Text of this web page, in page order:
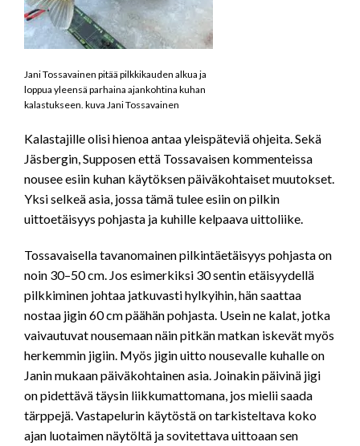
Jani Tossavainen pitää pilkkikauden alkua ja
loppua yleensä parhaina ajankohtina kuhan
kalastukseen. kuva Jani Tossavainen
Kalastajille olisi hienoa antaa yleispäteviä ohjeita. Sekä
Jäsbergin, Supposen että Tossavaisen kommenteissa
nousee esiin kuhan käytöksen päiväkohtaiset muutokset.
Yksi selkeä asia, jossa tämä tulee esiin on pilkin
uittoetäisyys pohjasta ja kuhille kelpaava uittoliike.
Tossavaisella tavanomainen pilkintäetäisyys pohjasta on
noin 30–50 cm. Jos esimerkiksi 30 sentin etäisyydellä
pilkkiminen johtaa jatkuvasti hylkyihin, hän saattaa
nostaa jigin 60 cm päähän pohjasta. Usein ne kalat, jotka
vaivautuvat nousemaan näin pitkän matkan iskevät myös
herkemmin jigiin. Myös jigin uitto nousevalle kuhalle on
Janin mukaan päiväkohtainen asia. Joinakin päivinä jigi
on pidettävä täysin liikkumattomana, jos mielii saada
tärppejä. Vastapelurin käytöstä on tarkisteltava koko
ajan luotaimen näytöltä ja sovitettava uittoaan sen